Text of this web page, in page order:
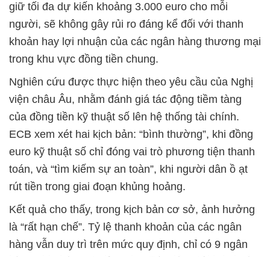
giữ tối đa dự kiến khoảng 3.000 euro cho mỗi
người, sẽ không gây rủi ro đáng kể đối với thanh
khoản hay lợi nhuận của các ngân hàng thương mại
trong khu vực đồng tiền chung.
Nghiên cứu được thực hiện theo yêu cầu của Nghị
viện châu Âu, nhằm đánh giá tác động tiềm tàng
của đồng tiền kỹ thuật số lên hệ thống tài chính.
ECB xem xét hai kịch bản: “bình thường”, khi đồng
euro kỹ thuật số chỉ đóng vai trò phương tiện thanh
toán, và “tìm kiếm sự an toàn”, khi người dân ồ ạt
rút tiền trong giai đoạn khủng hoảng.
Kết quả cho thấy, trong kịch bản cơ sở, ảnh hưởng
là “rất hạn chế”. Tỷ lệ thanh khoản của các ngân
hàng vẫn duy trì trên mức quy định, chỉ có 9 ngân